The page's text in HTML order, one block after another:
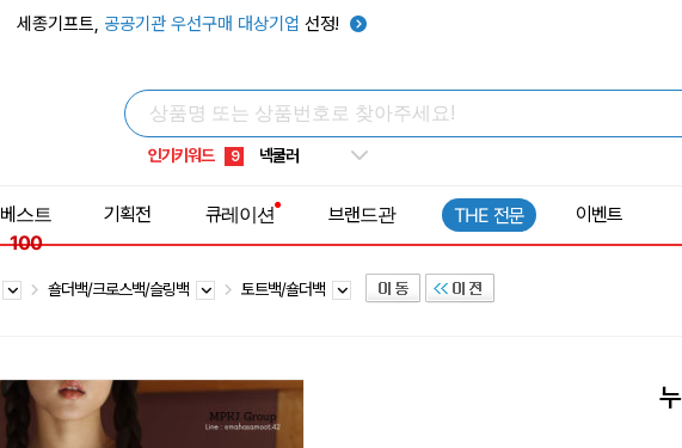
세종기프트, 공공기관 우선구매 대상기업 선정!
인기키워드
6 우산
8 쿨토시
9 넥쿨러
1 선풍기
베스트
100
기획전 큐레이션 브랜드관 THE 전문 이벤트
숄더백/크로스백/슬링백 토트백/숄더백